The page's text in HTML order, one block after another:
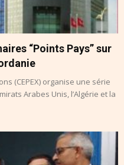
“Points Pays” sur
(CEPEX) organise une série
Arabes Unis, l’Algérie et la